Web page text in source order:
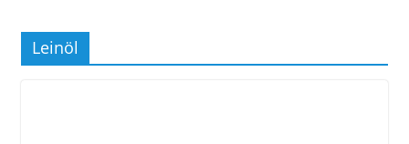
Leinöl